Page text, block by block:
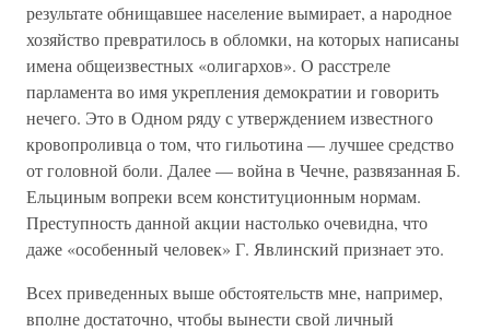
результате обнищавшее население вымирает, а народное
хозяйство превратилось в обломки, на которых написаны
имена общеизвестных «олигархов». О расстреле
парламента во имя укрепления демократии и говорить
нечего. Это в Одном ряду с утверждением известного
кровопроливца о том, что гильотина — лучшее средство
от головной боли. Далее — война в Чечне, развязанная Б.
Ельциным вопреки всем конституционным нормам.
Преступность данной акции настолько очевидна, что
даже «особенный человек» Г. Явлинский признает это.
Всех приведенных выше обстоятельств мне, например,
вполне достаточно, чтобы вынести свой личный